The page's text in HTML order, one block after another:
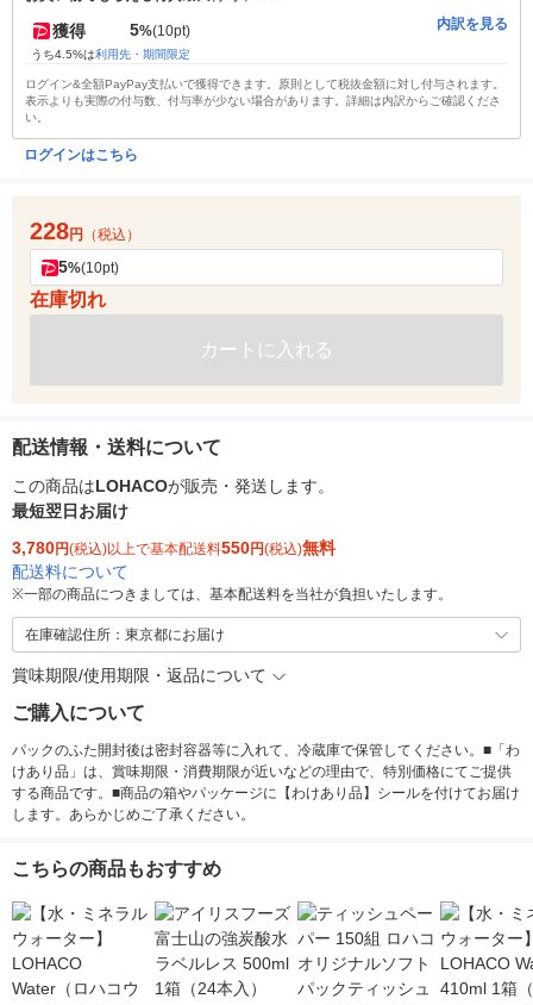
獲得 5%(10pt)
うち4.5%は利用先・期間限定
内訳を見る
ログイン&全額PayPay支払いで獲得できます。原則として税抜金額に対し付与されます。
表示よりも実際の付与数、付与率が少ない場合があります。詳細は内訳からご確認くださ
い。
ログインはこちら
228円 （税込）
5%(10pt)
在庫切れ
カートに入れる
配送情報・送料について
この商品はLOHACOが販売・発送します。
最短翌日お届け
3,780円(税込)以上で基本配送料550円(税込)無料
配送料について
※一部の商品につきましては、基本配送料を当社が負担いたします。
在庫確認住所：東京都にお届け
賞味期限/使用期限・返品について
ご購入について
パックのふた開封後は密封容器等に入れて、冷蔵庫で保管してください。■「わ
けあり品」は、賞味期限・消費期限が近いなどの理由で、特別価格にてご提供
する商品です。■商品の箱やパッケージに【わけあり品】シールを付けてお届け
します。あらかじめご了承ください。
こちらの商品もおすすめ